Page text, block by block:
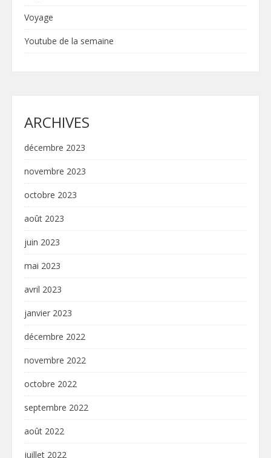
Voyage
Youtube de la semaine
ARCHIVES
décembre 2023
novembre 2023
octobre 2023
août 2023
juin 2023
mai 2023
avril 2023
janvier 2023
décembre 2022
novembre 2022
octobre 2022
septembre 2022
août 2022
juillet 2022